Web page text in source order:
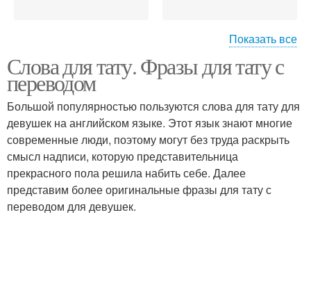
Высказывания для тату Шрифты для тату
Показать все
Слова для тату. Фразы для тату с
переводом
Большой популярностью пользуются слова для тату для
девушек на английском языке. Этот язык знают многие
современные люди, поэтому могут без труда раскрыть
смысл надписи, которую представительница
прекрасного пола решила набить себе. Далее
представим более оригинальные фразы для тату с
переводом для девушек.